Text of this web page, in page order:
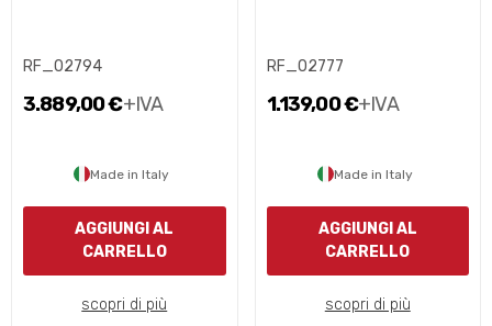
RF_02794
3.889,00 €+IVA
Made in Italy
AGGIUNGI AL
CARRELLO
scopri di più
RF_02777
1.139,00 €+IVA
Made in Italy
AGGIUNGI AL
CARRELLO
scopri di più